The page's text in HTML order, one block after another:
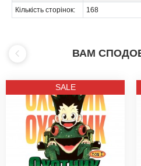
Кількість сторінок:
168
ВАМ
SALE